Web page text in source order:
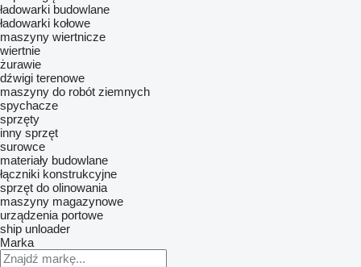
ładowarki budowlane
ładowarki kołowe
maszyny wiertnicze
wiertnie
żurawie
dźwigi terenowe
maszyny do robót ziemnych
spychacze
sprzęty
inny sprzęt
surowce
materiały budowlane
łączniki konstrukcyjne
sprzęt do olinowania
maszyny magazynowe
urządzenia portowe
ship unloader
Marka